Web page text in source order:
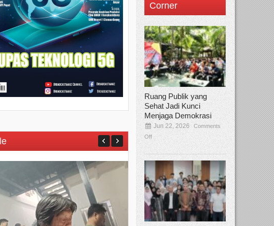
Corner
Ruang Publik yang
Sehat Jadi Kunci
Menjaga Demokrasi
Jun 22, 2026
Comments
Off